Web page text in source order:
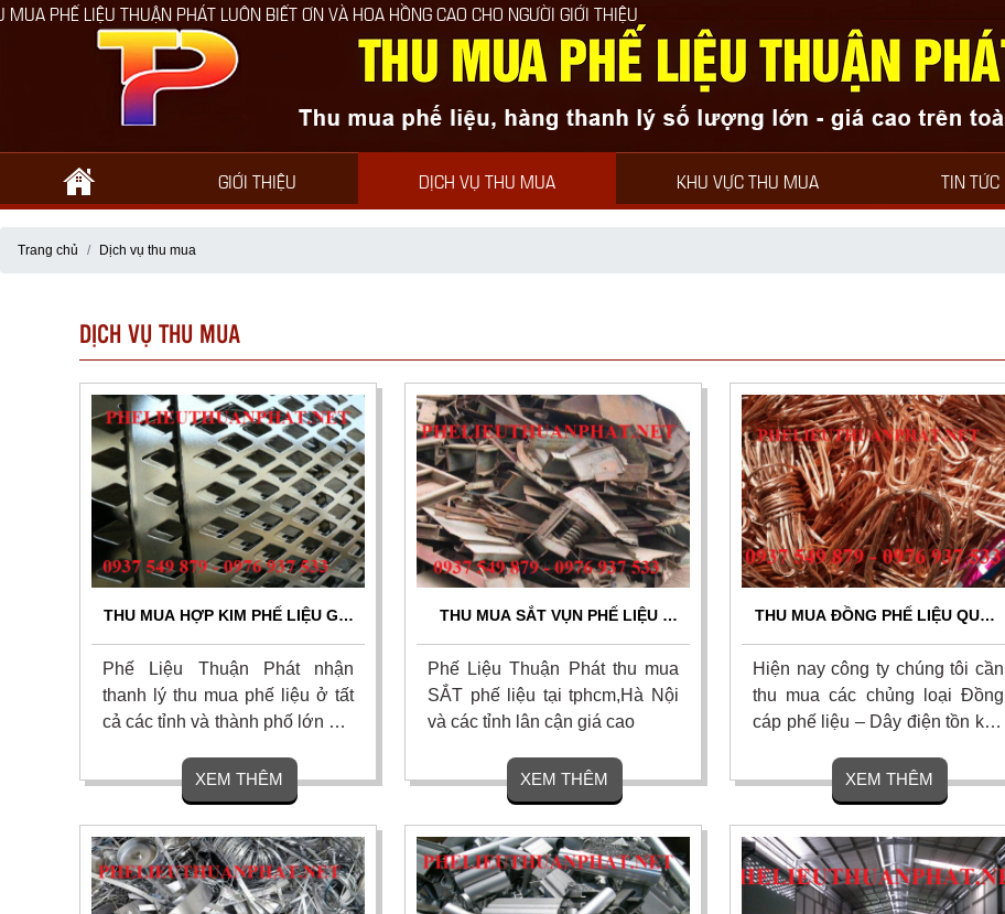
THUẬN PHÁT LUÔN BIẾT ƠN VÀ HOA HỒNG CAO CHO NGƯỜI GIỚI THIỆU
GIỚI THIỆU DỊCH VỤ THU MUA KHU VỰC THU MUA TIN TỨC
Trang chủ Dịch vụ thu mua
DỊCH VỤ THU MUA
THU MUA HỢP KIM PHẾ LIỆU GIÁ
Phế Liệu Thuận Phát nhận
thanh lý thu mua phế liệu ở tất
cả các tỉnh và thành phố lớn với
XEM THÊM
THU MUA SẮT VỤN PHẾ LIỆU -
Phế Liệu Thuận Phát thu mua
SẮT phế liệu tại tphcm,Hà Nội
và các tỉnh lân cận giá cao
XEM THÊM
THU MUA ĐỒNG PHẾ LIỆU QUẬN
Hiện nay công ty chúng tôi cần
thu mua các chủng loại Đồng
cáp phế liệu – Dây điện tồn kho
hạn chế số lượng ít hay nhiều
xa hay gần. Chỉ cần các bạn có
nhu cầu hợp tác xin vui lòng
liên hệ 0937.549.879 -
0976.937.533
XEM THÊM